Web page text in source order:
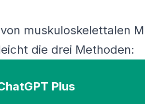
muskuloskelettalen
die drei Methoden:
Plus